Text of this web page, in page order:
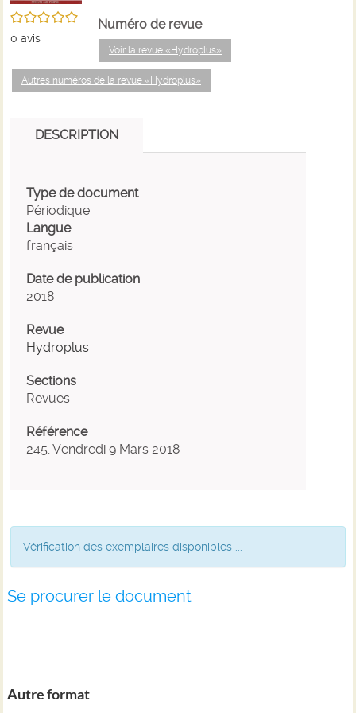
/5
0 avis
Numéro de revue
Voir la revue «Hydroplus»
Autres numéros de la revue «Hydroplus»
DESCRIPTION
Type de document
Périodique
Langue
français
Date de publication
2018
Revue
Hydroplus
Sections
Revues
Référence
245, Vendredi 9 Mars 2018
Vérification des exemplaires disponibles ...
Se procurer le document
Autre format